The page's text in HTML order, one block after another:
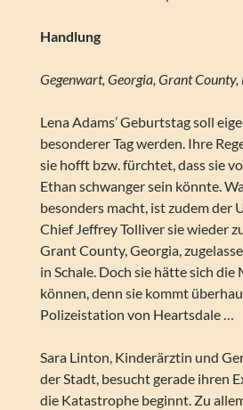
Handlung
Gegenwart, Georgia, Grant
Lena Adams’ Geburtstag soll
besonderer Tag werden. Ihre
sie hofft bzw. fürchtet, dass sie
Ethan schwanger sein könnte.
besonders macht, ist zudem der
Chief Jeffrey Tolliver sie wieder
Grant County, Georgia,
in Schale. Doch sie hätte sich die
können, denn sie kommt
Polizeistation von Heartsdale …
Sara Linton, Kinderärztin und
der Stadt, besucht gerade ihren
die Katastrophe beginnt. Zu